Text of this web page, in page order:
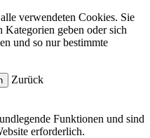
verwendeten Cookies. Sie
geben oder sich
und so nur bestimmte
Zurück
Funktionen und sind
erforderlich.